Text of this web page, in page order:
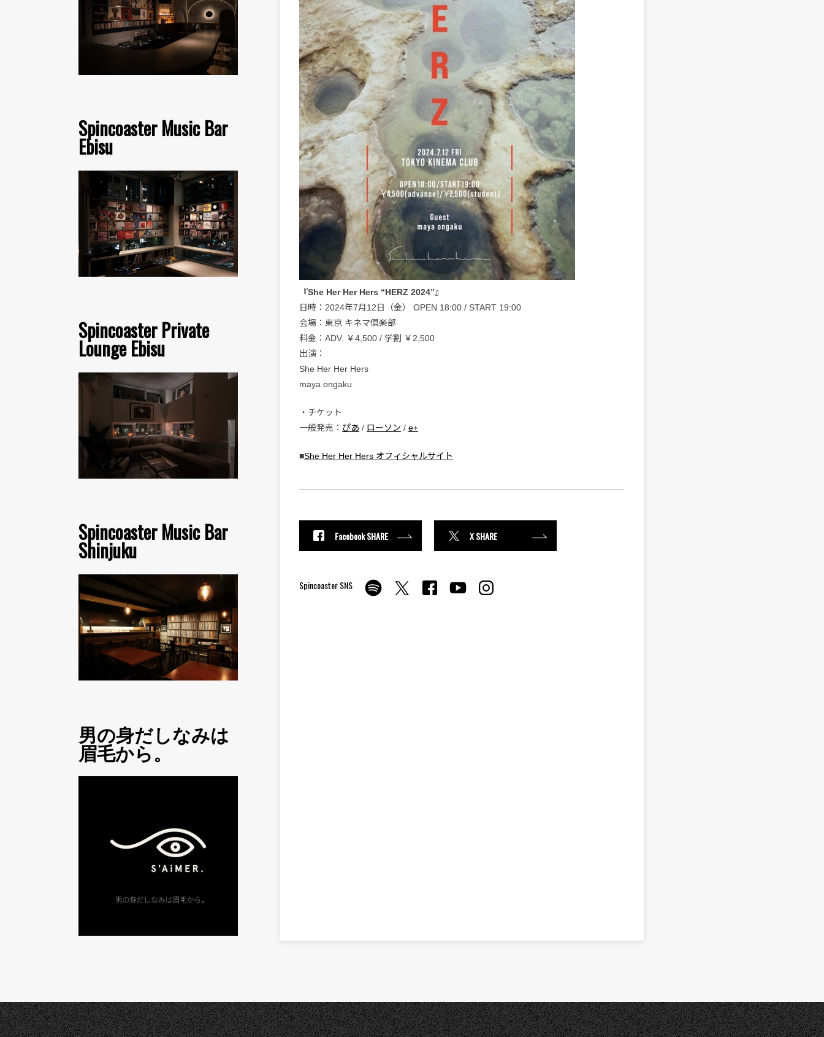
Spincoaster Music Bar
Ebisu
Spincoaster Private
Lounge Ebisu
Spincoaster Music Bar
Shinjuku
男の身だしなみは
眉毛から。
『She Her Her Hers “HERZ 2024”』
日時：2024年7月12日（金） OPEN 18:00 / START 19:00
会場：東京 キネマ倶楽部
料金：ADV. ￥4,500 / 学割 ￥2,500
出演：
She Her Her Hers
maya ongaku
・チケット
一般発売： ぴあ / ローソン / e+
■She Her Her Hers オフィシャルサイト
Facebook SHARE X SHARE
Spincoaster SNS